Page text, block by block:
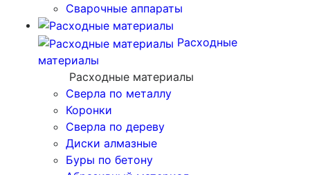
Сварочные аппараты
Расходные
материалы
Расходные материалы
Сверла по металлу
Коронки
Сверла по дереву
Диски алмазные
Буры по бетону